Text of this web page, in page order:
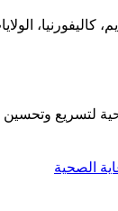
لتسريع وتحسين
الصحية